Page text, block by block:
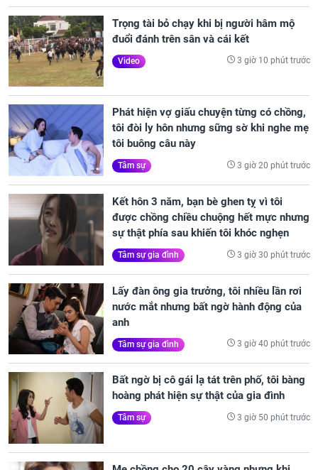
Trọng tài bỏ chạy khi bị người hâm mộ
đuổi đánh trên sân và cái kết
Video 3 giờ 10 phút trước
Phát hiện vợ giấu chuyện từng có chồng,
tôi đòi ly hôn nhưng sững sờ khi nghe mẹ
tôi buông câu này
Tâm sự 3 giờ 20 phút trước
Kết hôn 3 năm, bạn bè ghen tỵ vì tôi
được chồng chiều chuộng hết mực nhưng
sự thật phía sau khiến tôi khóc nghẹn
Tâm sự gia đình 3 giờ 30 phút trước
Lấy đàn ông gia trưởng, tôi nhiều lần rơi
nước mắt nhưng bất ngờ hành động của
anh
Tâm sự gia đình 3 giờ 40 phút trước
Bất ngờ bị cô gái lạ tát trên phố, tôi bàng
hoàng phát hiện sự thật của gia đình
Tâm sự 3 giờ 50 phút trước